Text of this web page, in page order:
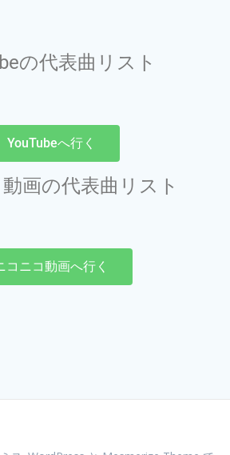
の代表曲リスト
YouTubeへ行く
画の代表曲リスト
コニコ動画へ行く